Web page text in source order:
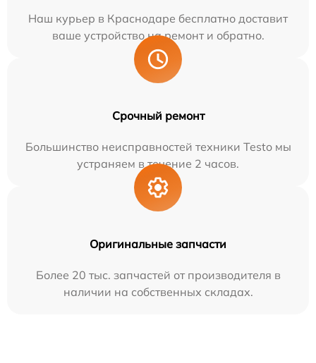
Наш курьер в Краснодаре бесплатно доставит
ваше устройство на ремонт и обратно.
Срочный ремонт
Большинство неисправностей техники Testo мы
устраняем в течение 2 часов.
Оригинальные запчасти
Более 20 тыс. запчастей от производителя в
наличии на собственных складах.